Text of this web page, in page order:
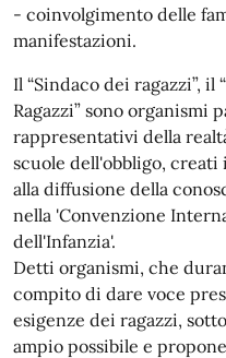
- coinvolgimento delle
manifestazioni.
Il “Sindaco dei ragazzi”, il
Ragazzi” sono organismi
rappresentativi della
scuole dell'obbligo, creati
alla diffusione della
nella 'Convenzione
dell'Infanzia'.
Detti organismi, che
compito di dare voce
esigenze dei ragazzi,
ampio possibile e